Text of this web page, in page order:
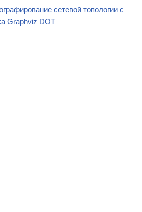
сетевой топологии с
Graphviz DOT